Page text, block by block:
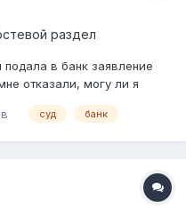
раздел
в банк заявление
отказали, могу ли я
это за иск, нужно ли
суд банк